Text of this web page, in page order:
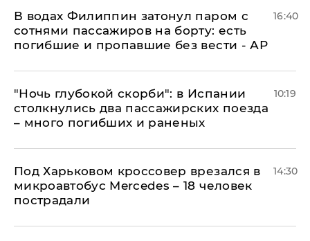
В водах Филиппин затонул паром с
сотнями пассажиров на борту: есть
погибшие и пропавшие без вести - АР
16:40
"Ночь глубокой скорби": в Испании
столкнулись два пассажирских поезда
– много погибших и раненых
10:19
Под Харьковом кроссовер врезался в
микроавтобус Mercedes – 18 человек
пострадали
14:30